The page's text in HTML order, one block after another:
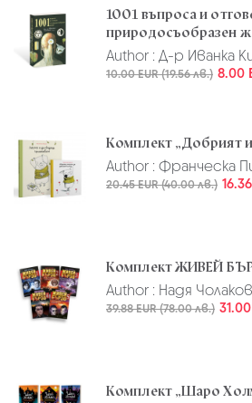
1001 въпроса и
природосъобразен
Author : Д-р Иванка
10.00 EUR (19.56 лв.) 8.00
Комплект „Добрият
Author : Франческа
20.45 EUR (40.00 лв.)
Комплект ЖИВЕЙ
Author : Надя
39.88 EUR (78.00 лв.)
Комплект „Шаро